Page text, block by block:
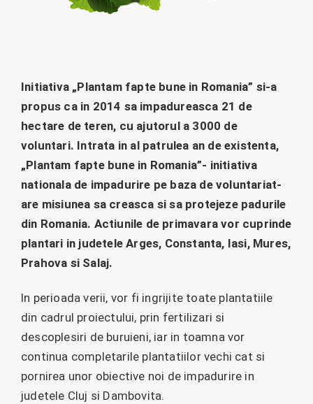
Initiativa „Plantam fapte bune in Romania” si-a
propus ca in 2014 sa impadureasca 21 de
hectare de teren, cu ajutorul a 3000 de
voluntari. Intrata in al patrulea an de existenta,
„Plantam fapte bune in Romania”- initiativa
nationala de impadurire pe baza de voluntariat-
are misiunea sa creasca si sa protejeze padurile
din Romania. Actiunile de primavara vor cuprinde
plantari in judetele Arges, Constanta, Iasi, Mures,
Prahova si Salaj.
In perioada verii, vor fi ingrijite toate plantatiile
din cadrul proiectului, prin fertilizari si
descoplesiri de buruieni, iar in toamna vor
continua completarile plantatiilor vechi cat si
pornirea unor obiective noi de impadurire in
judetele Cluj si Dambovita.